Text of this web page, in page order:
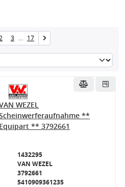
3 ... 17
WEZEL
**
Equipart ** 3792661
1432295
VAN WEZEL
3792661
5410909361235